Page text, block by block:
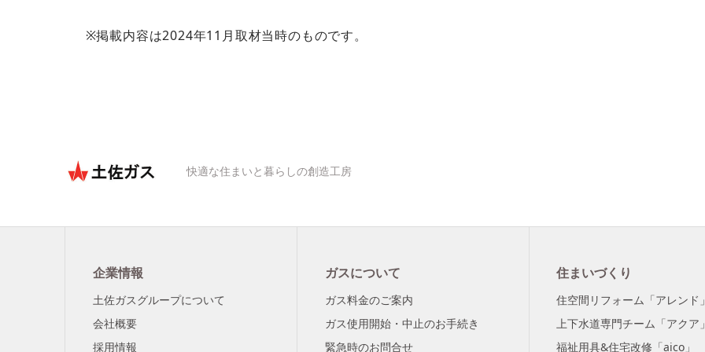
※掲載内容は2024年11月取材当時のものです。
快適な住まいと暮らしの創造工房
企業情報
土佐ガスグループについて
会社概要
採用情報
ガスについて
ガス料金のご案内
ガス使用開始・中止のお手続き
緊急時のお問合せ
住まいづくり
住空間リフォーム「アレンド
上下水道専門チーム「アクア
福祉用具&住宅改修「aico」